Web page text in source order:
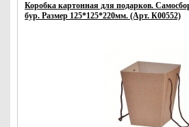
Коробка картонная для подарков.
бур. Размер 125*125*220мм. (Арт. К00552)